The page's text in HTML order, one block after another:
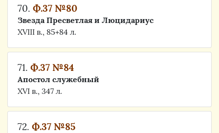
70. Ф.37 №80
Звезда Пресветлая и Люцидариус
XVIII в., 85+84 л.
71. Ф.37 №84
Апостол служебный
XVI в., 347 л.
72. Ф.37 №85